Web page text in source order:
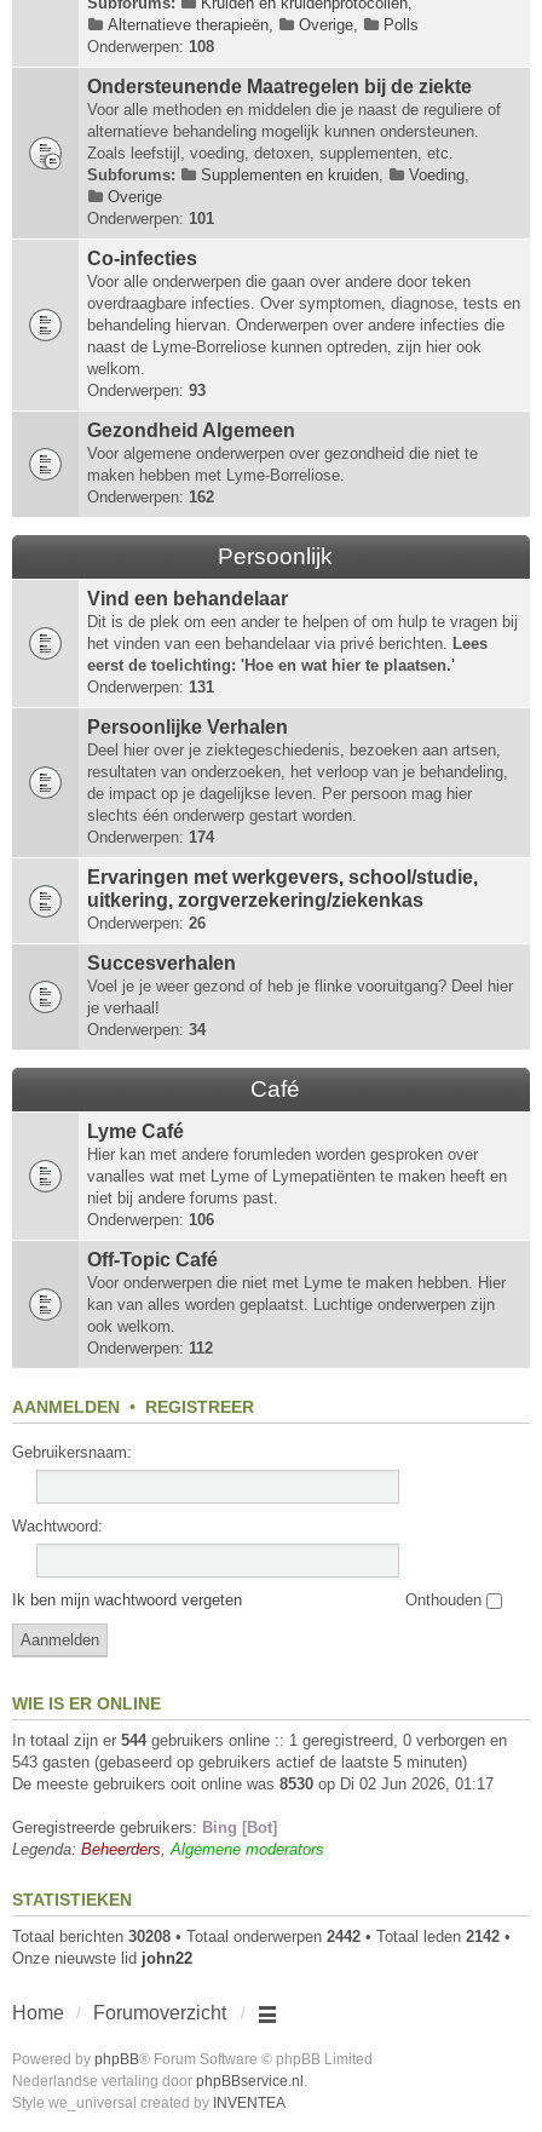
Alternatieve therapieën, Overige,
Polls
Onderwerpen: 108
Ondersteunende Maatregelen bij de ziekte
Voor alle methoden en middelen die je naast de reguliere of
alternatieve behandeling mogelijk kunnen ondersteunen.
Zoals leefstijl, voeding, detoxen, supplementen, etc.
Subforums:
Supplementen en kruiden, Voeding,
Overige
Onderwerpen: 101
Co-infecties
Voor alle onderwerpen die gaan over andere door teken
overdraagbare infecties. Over symptomen, diagnose, tests en
behandeling hiervan. Onderwerpen over andere infecties die
naast de Lyme-Borreliose kunnen optreden, zijn hier ook
welkom.
Onderwerpen: 93
Gezondheid Algemeen
Voor algemene onderwerpen over gezondheid die niet te
maken hebben met Lyme-Borreliose.
Onderwerpen: 162
Persoonlijk
Vind een behandelaar
Dit is de plek om een ander te helpen of om hulp te vragen bij
het vinden van een behandelaar via privé berichten. Lees
eerst de toelichting: 'Hoe en wat hier te plaatsen.'
Onderwerpen: 131
Persoonlijke Verhalen
Deel hier over je ziektegeschiedenis, bezoeken aan artsen,
resultaten van onderzoeken, het verloop van je behandeling,
de impact op je dagelijkse leven. Per persoon mag hier
slechts één onderwerp gestart worden.
Onderwerpen: 174
Ervaringen met werkgevers, school/studie,
uitkering, zorgverzekering/ziekenkas
Onderwerpen: 26
Succesverhalen
Voel je je weer gezond of heb je flinke vooruitgang? Deel hier
je verhaal!
Onderwerpen: 34
Café
Lyme Café
Hier kan met andere forumleden worden gesproken over
vanalles wat met Lyme of Lymepatiënten te maken heeft en
niet bij andere forums past.
Onderwerpen: 106
Off-Topic Café
Voor onderwerpen die niet met Lyme te maken hebben. Hier
kan van alles worden geplaatst. Luchtige onderwerpen zijn
ook welkom.
Onderwerpen: 112
AANMELDEN • REGISTREER
Gebruikersnaam:
Wachtwoord:
Ik ben mijn wachtwoord vergeten Onthouden
WIE IS ER ONLINE
In totaal zijn er 544gebruikers online :: 1 geregistreerd, 0 verborgen en
543 gasten (gebaseerd op gebruikers actief de laatste 5 minuten)
De meeste gebruikers ooit online was 8530 op Di 02 Jun 2026, 01:17
Geregistreerde gebruikers: Bing [Bot]
Legenda: Beheerders,Algemene moderators
STATISTIEKEN
Totaal berichten 30208 • Totaal onderwerpen 2442 • Totaal leden 2142 •
Onze nieuwste lid john22
Home Forumoverzicht
Powered by phpBB® Forum Software © phpBB Limited
Nederlandse vertaling door phpBBservice.nl
Style we_universal created by INVENTEA